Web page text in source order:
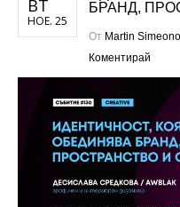
ВТ
НОЕ. 25
БРАНД,
От Martin
Коментирай